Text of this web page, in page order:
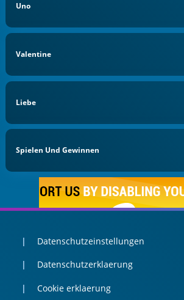
Uno
Valentine
Liebe
Spielen Und Gewinnen
Datenschutzeinstellungen
Datenschutzerklaerung
Cookie erklaerung